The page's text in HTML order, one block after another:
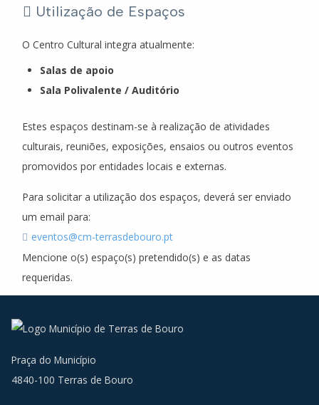
Utilização de Espaços
O Centro Cultural integra atualmente:
Salas de apoio
Sala Polivalente / Auditório
Estes espaços destinam-se à realização de atividades
culturais, reuniões, exposições, ensaios ou outros eventos
promovidos por entidades locais e externas.
Para solicitar a utilização dos espaços, deverá ser enviado
um email para:
eventos@cm-terrasdebouro.pt
Mencione o(s) espaço(s) pretendido(s) e as datas
requeridas.
Praça do Município
4840-100 Terras de Bouro